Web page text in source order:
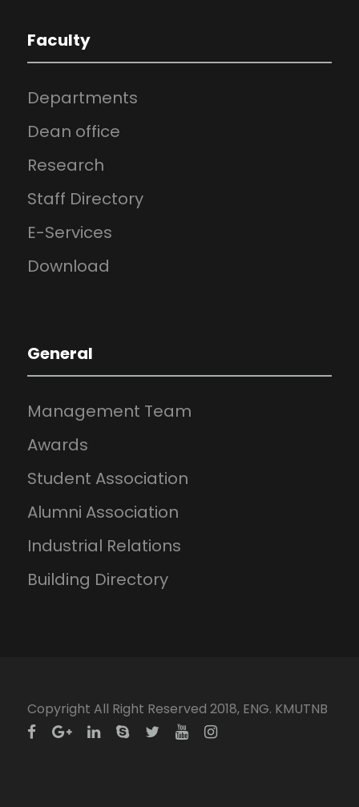
Faculty
Departments
Dean office
Research
Staff Directory
E-Services
Download
General
Management Team
Awards
Student Association
Alumni Association
Industrial Relations
Building Directory
Copyright All Right Reserved 2018, ENG. KMUTNB